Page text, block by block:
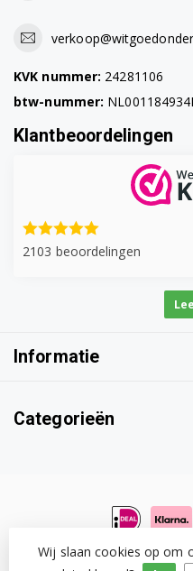
Siemens TE506509DE/15
Siemens TE506519DE/12
Siemens TE506F09DE/01
Siemens TE506F09DE/02
Siemens TE506F09DE/04
Siemens TE506F09DE/05
Siemens TE506F09DE/10
KVK nummer: 24281106
btw-nummer:
Klantbeoordelingen
2103 beoordelingen
Informatie
Categorieën
© Copyright 2026
Wij slaan cookies op om